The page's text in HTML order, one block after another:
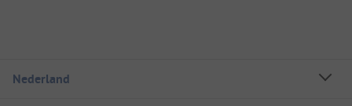
Nederland